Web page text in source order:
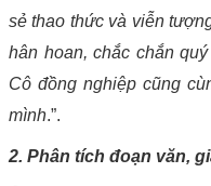
sẻ thao thức và viễn
hân hoan, chắc chắn
Cô đồng nghiệp cũng
mình.”.
2. Phân tích đoạn văn,